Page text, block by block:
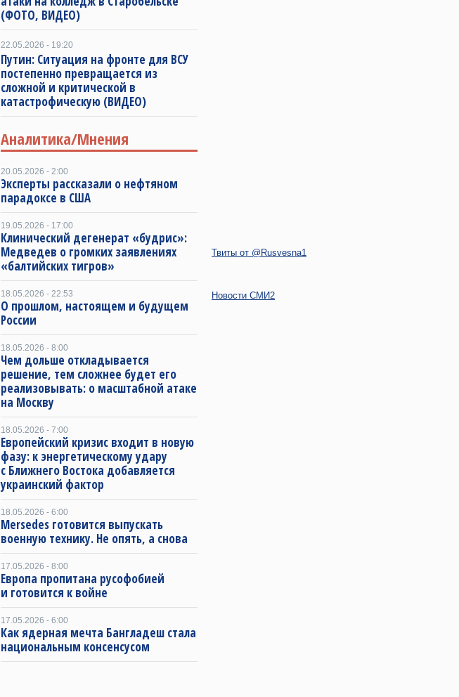
(ФОТО, ВИДЕО)
22.05.2026 - 19:20
Путин: Ситуация на фронте для ВСУ
постепенно превращается из
сложной и критической в
катастрофическую (ВИДЕО)
Аналитика/Мнения
20.05.2026 - 2:00
Эксперты рассказали о нефтяном
парадоксе в США
19.05.2026 - 17:00
Клинический дегенерат «будрис»:
Медведев о громких заявлениях
«балтийских тигров»
18.05.2026 - 22:53
О прошлом, настоящем и будущем
России
18.05.2026 - 8:00
Чем дольше откладывается
решение, тем сложнее будет его
реализовывать: о масштабной атаке
на Москву
18.05.2026 - 7:00
Европейский кризис входит в новую
фазу: к энергетическому удару
с Ближнего Востока добавляется
украинский фактор
18.05.2026 - 6:00
Mersedes готовится выпускать
военную технику. Не опять, а снова
17.05.2026 - 8:00
Европа пропитана русофобией
и готовится к войне
17.05.2026 - 6:00
Как ядерная мечта Бангладеш стала
национальным консенсусом
Твиты от @Rusvesna1
Новости СМИ2